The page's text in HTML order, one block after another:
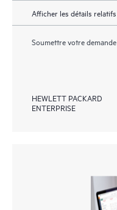
Afficher les détails
Soumettre votre
HEWLETT PACKARD
ENTERPRISE